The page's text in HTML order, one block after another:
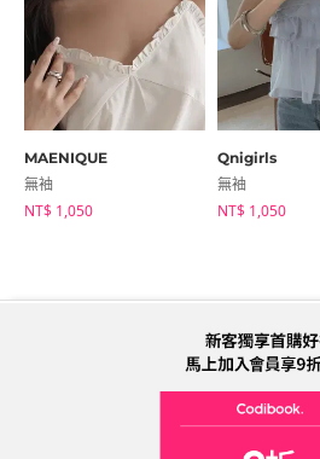
MAENIQUE
無袖
NT$ 1,050
Qnigirls
無袖
NT$ 1,050
Address: A-301, 114, Gasan digital 2-ro,
Tel: 0225311949 (Taiwan) Email: help@codibook.net